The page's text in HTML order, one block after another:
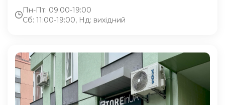
Пн-Пт: 09:00-19:00
Сб: 11:00-19:00, Нд: вихідний